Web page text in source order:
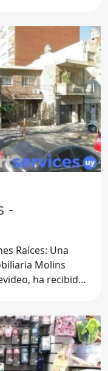
-
Raíces: Una
ha recibido